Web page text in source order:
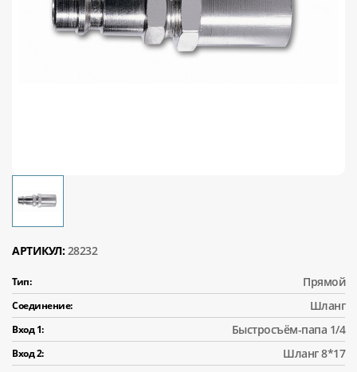
АРТИКУЛ: 28232
Тип: Прямой
Соединение: Шланг
Вход 1: Быстросъём-папа 1/4
Вход 2: Шланг 8*17